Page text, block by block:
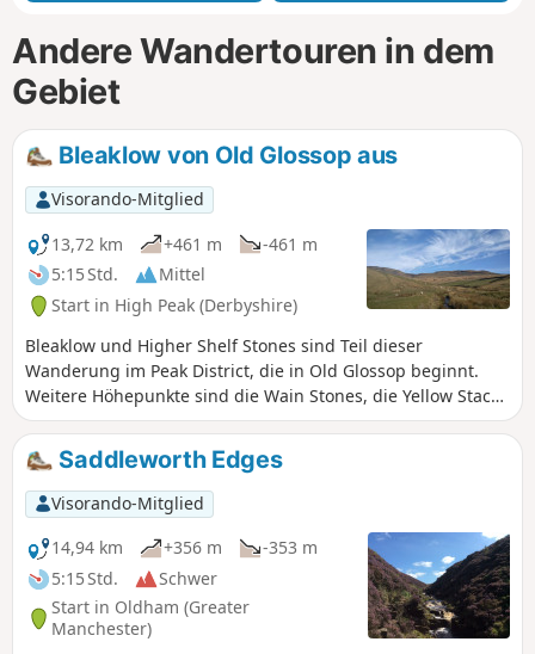
Andere Wandertouren in dem
Gebiet
Bleaklow von Old Glossop aus
Visorando-Mitglied
13,72 km
+461 m
-461 m
5:15 Std.
Mittel
Start in High Peak (Derbyshire)
Bleaklow und Higher Shelf Stones sind Teil dieser
Wanderung im Peak District, die in Old Glossop beginnt.
Weitere Höhepunkte sind die Wain Stones, die Yellow Stacks
und Doctor’s Gate. Dieses Moorland kann bei schlechtem
Wetter wild und trostlos sein, daher sollten Sie diese
Wanderung für einen trockenen Tag mit guter Sicht
aufheben.
Saddleworth Edges
Visorando-Mitglied
14,94 km
+356 m
-353 m
5:15 Std.
Schwer
Start in Oldham (Greater
Manchester)